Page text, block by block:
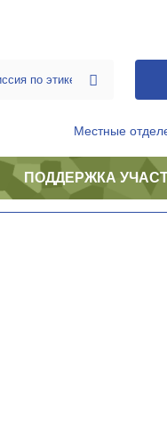
Местные
ПОДДЕРЖКА